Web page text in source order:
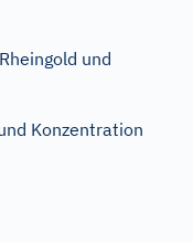
und
Konzentration